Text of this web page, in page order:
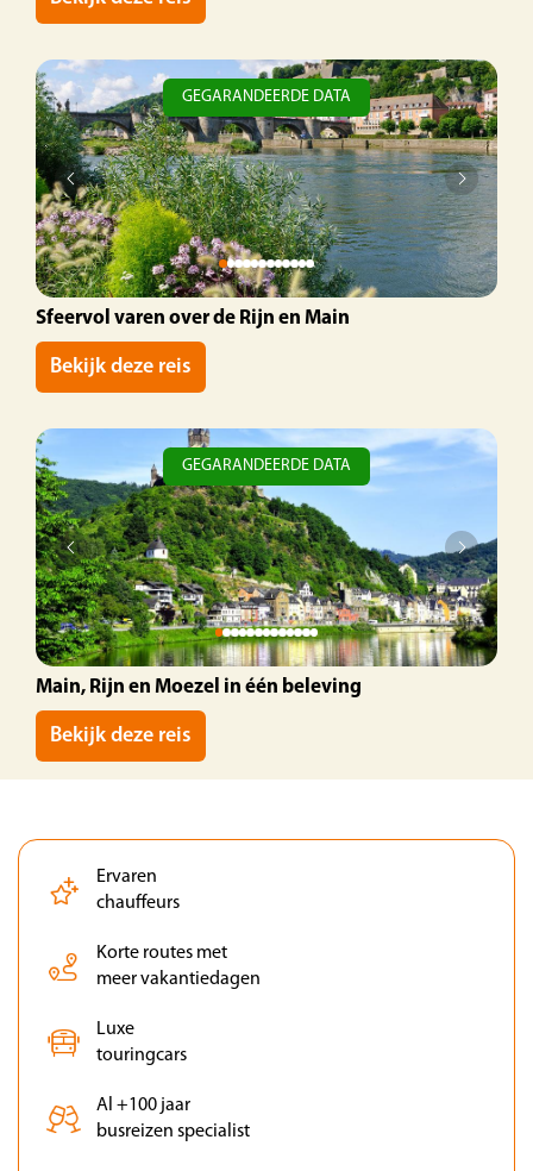
GEGARANDEERDE DATA
Sfeervol varen over de Rijn en Main
Bekijk deze reis
GEGARANDEERDE DATA
Main, Rijn en Moezel in één beleving
Bekijk deze reis
Ervaren
chauffeurs
Korte routes met
meer vakantiedagen
Luxe
touringcars
Al +100 jaar
busreizen specialist